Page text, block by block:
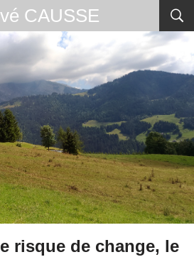
CAUSSE
risque de change, le